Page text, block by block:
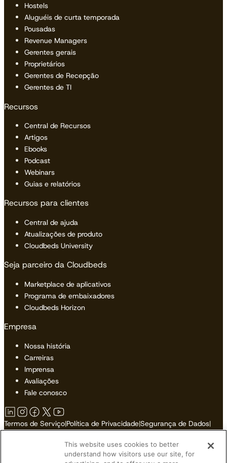
Hostels
Aluguéis de curta temporada
Pousadas
Revenue Managers
Gerentes gerais
Proprietários
Gerentes de Recepção
Gerentes de TI
Recursos
Central de Recursos
Artigos
Ebooks
Podcast
Webinars
Guias e relatórios
Recursos para clientes
Central de ajuda
Atualizações de produto
Cloudbeds University
Seja parceiro da Cloudbeds
Marketplace de aplicativos
Programa de embaixadores
Cloudbeds Horizon
Empresa
Nossa história
Carreiras
Imprensa
Avaliações
Fale conosco
Termos de Serviço|Política de Privacidade|Segurança de Dados|
Não Vender ou Compartilhar Minhas Informações Pessoais
This website uses cookies to better
understand how visitors use our site, for